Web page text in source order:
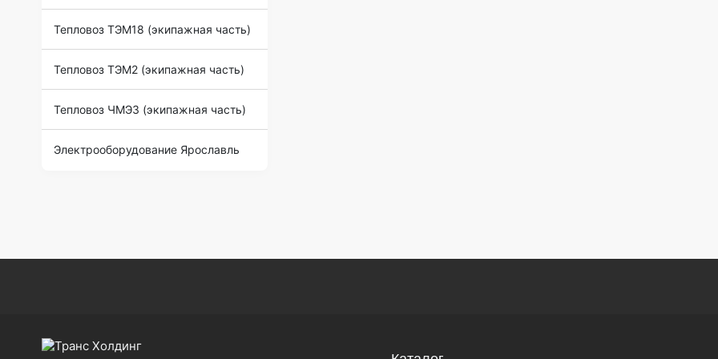
Тепловоз ТЭМ18 (экипажная часть)
Тепловоз ТЭМ2 (экипажная часть)
Тепловоз ЧМЭ3 (экипажная часть)
Электрооборудование Ярославль